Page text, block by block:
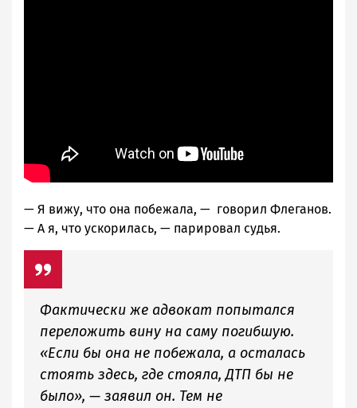
— Я вижу, что она побежала, — говорил Флеганов.
— А я, что ускорилась, — парировал судья.
Фактически же адвокат попытался
переложить вину на саму погибшую.
«Если бы она не побежала, а осталась
стоять здесь, где стояла, ДТП бы не
было», — заявил он. Тем не